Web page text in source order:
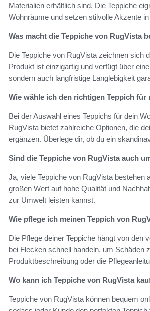
Materialien erhältlich sind. Die Teppiche
Wohnräume und setzen stilvolle Akzente
Was macht die Teppiche von RugVista
Die Teppiche von RugVista zeichnen sich
Produkt ist einzigartig und verfügt über
sondern auch langfristige Langlebigkeit
Wie wähle ich den richtigen Teppich für
Bei der Auswahl eines Teppichs für dein
RugVista bietet zahlreiche Optionen, die
ergänzen. Überlege dir, ob du ein
Sind die Teppiche von RugVista auch
Ja, viele Teppiche von RugVista bestehen
großen Wert auf hohe Qualität und
zur Umwelt leisten kannst.
Wie pflege ich meinen Teppich von
Die Pflege deiner Teppiche hängt von den
bei Flecken schnell handeln, um Schäden
Produktbeschreibung oder die
Wo kann ich Teppiche von RugVista
Teppiche von RugVista können bequem